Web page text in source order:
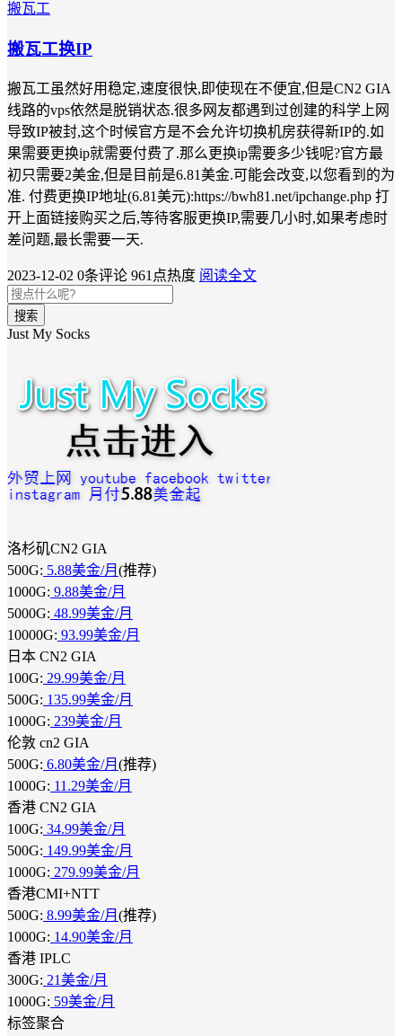
搬瓦工
搬瓦工换IP
搬瓦工虽然好用稳定,速度很快,即使现在不便宜,但是CN2 GIA
线路的vps依然是脱销状态.很多网友都遇到过创建的科学上网
导致IP被封,这个时候官方是不会允许切换机房获得新IP的.如
果需要更换ip就需要付费了.那么更换ip需要多少钱呢?官方最
初只需要2美金,但是目前是6.81美金.可能会改变,以您看到的为
准. 付费更换IP地址(6.81美元):https://bwh81.net/ipchange.php 打
开上面链接购买之后,等待客服更换IP,需要几小时,如果考虑时
差问题,最长需要一天.
2023-12-02 0条评论 961点热度 阅读全文
搜索
Just My Socks
洛杉矶CN2 GIA
500G: 5.88美金/月 (推荐)
1000G: 9.88美金/月
5000G: 48.99美金/月
10000G: 93.99美金/月
日本 CN2 GIA
100G: 29.99美金/月
500G: 135.99美金/月
1000G: 239美金/月
伦敦 cn2 GIA
500G: 6.80美金/月 (推荐)
1000G: 11.29美金/月
香港 CN2 GIA
100G: 34.99美金/月
500G: 149.99美金/月
1000G: 279.99美金/月
香港CMI+NTT
500G: 8.99美金/月 (推荐)
1000G: 14.90美金/月
香港 IPLC
300G: 21美金/月
1000G: 59美金/月
标签聚合